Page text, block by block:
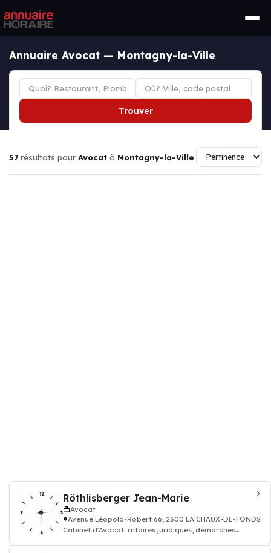
Annuaire Avocat — Montagny-la-Ville
Trouver
57 résultats pour Avocat à Montagny-la-Ville
Röthlisberger Jean-Marie
Avocat
Avenue Léopold-Robert 66, 2300 LA CHAUX-DE-FONDS
Cabinet d'Avocat: affaires juridiques, démarches